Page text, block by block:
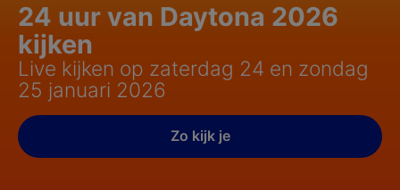
24 uur van Daytona 2026
kijken
Live kijken op zaterdag 24 en zondag
25 januari 2026
Zo kijk je